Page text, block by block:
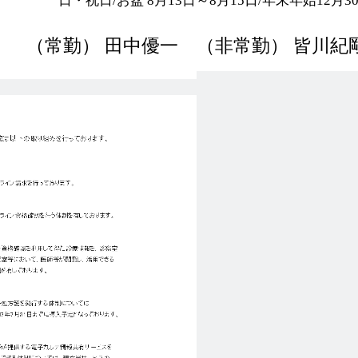
（常勤） 田中優一 （非常勤） 皆川紀